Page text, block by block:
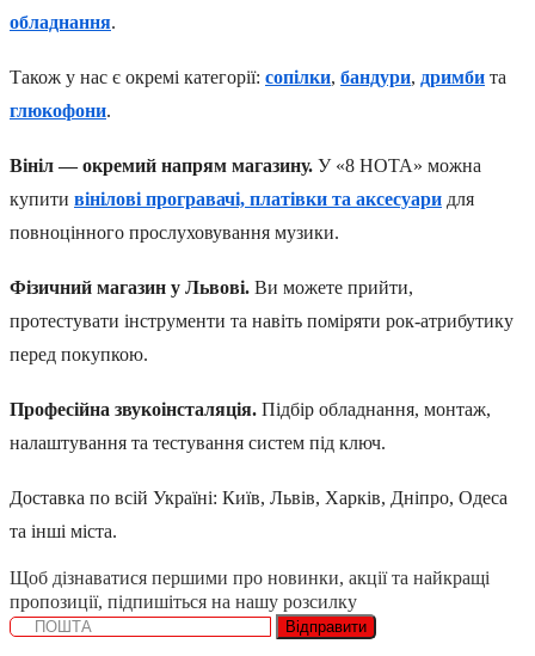
обладнання.
Також у нас є окремі категорії: сопілки, бандури, дримби та
глюкофони.
Вініл — окремий напрям магазину. У «8 НОТА» можна
купити вінілові програвачі, платівки та аксесуари для
повноцінного прослуховування музики.
Фізичний магазин у Львові. Ви можете прийти,
протестувати інструменти та навіть поміряти рок-атрибутику
перед покупкою.
Професійна звукоінсталяція. Підбір обладнання, монтаж,
налаштування та тестування систем під ключ.
Доставка по всій Україні: Київ, Львів, Харків, Дніпро, Одеса
та інші міста.
Щоб дізнаватися першими про новинки, акції та найкращі
пропозиції, підпишіться на нашу розсилку
Відправити